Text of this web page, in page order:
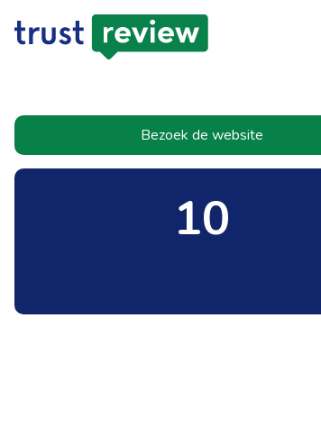
Bezoek de website
10